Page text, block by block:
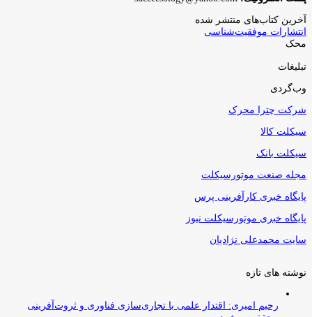
آخرین کتاب‌های منتشر شده
انتشارات موفقیت‌شناسی
محک
تبلیغات
وب‌گردی
شرکت چترا محرک
سیکلت کالا
سیکلت بانک
مجله صنعت موتورسیکلت
پایگاه خبری کارآفرینی پرس
پایگاه خبری موتورسیکلت نیوز
سایت محمدعلی نژادیان
نوشته های تازه
رحیم امیری: اقتدار علمی با تجاری‌سازی فناوری و ثروت‌آفرینی